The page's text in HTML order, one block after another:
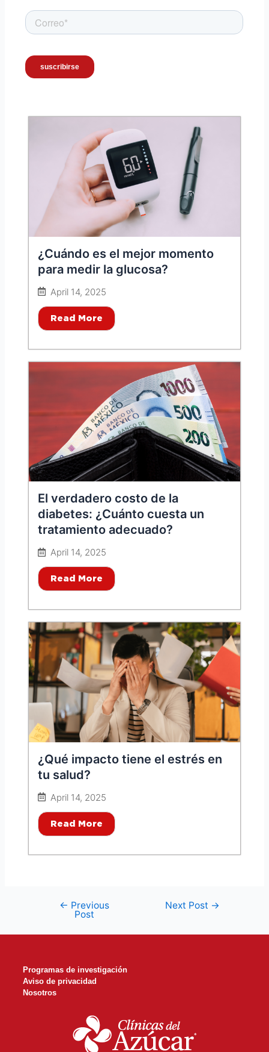
¿Cuándo es el mejor momento
para medir la glucosa?
April 14, 2025
Read More
El verdadero costo de la
diabetes: ¿Cuánto cuesta un
tratamiento adecuado?
April 14, 2025
Read More
¿Qué impacto tiene el estrés en
tu salud?
April 14, 2025
Read More
← Previous
Post
Next Post →
Programas de investigación
Aviso de privacidad
Nosotros